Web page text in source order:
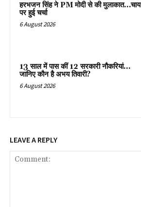
हरभजन सिंह ने PM मोदी से की मुलाकात…चाय
पर हुई चर्चा
6 August 2026
13 साल में पास कीं 12 सरकारी नौकरियां…
जान‍िए कौन है अभय तिवारी?
6 August 2026
LEAVE A REPLY